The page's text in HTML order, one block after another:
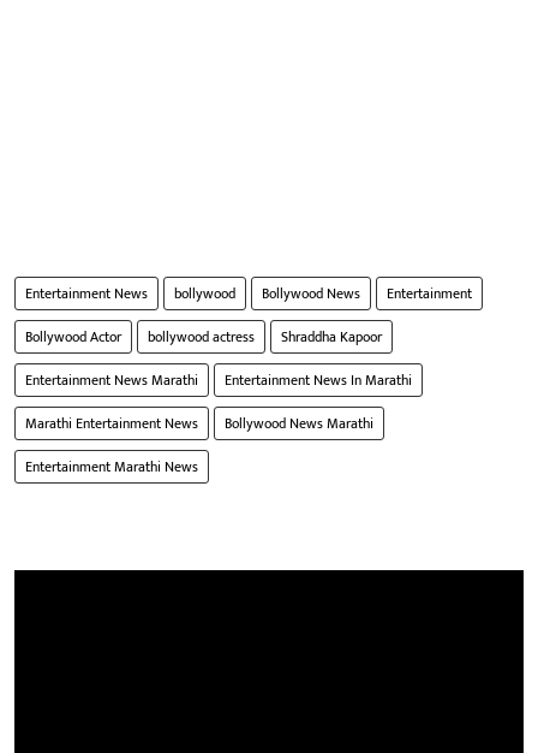
Entertainment News bollywood Bollywood News
Entertainment
Bollywood Actor
bollywood actress
Shraddha Kapoor
Entertainment News Marathi
Entertainment News In Marathi
Marathi Entertainment News
Bollywood News Marathi
Entertainment Marathi News